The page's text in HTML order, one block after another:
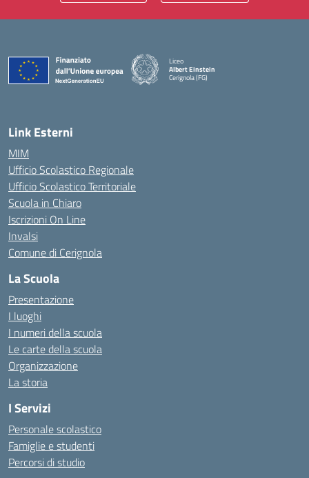
Liceo
Albert Einstein
Cerignola (FG)
— Visita la pagina iniziale della scuola
Link Esterni
MIM
Ufficio Scolastico Regionale
Ufficio Scolastico Territoriale
Scuola in Chiaro
Iscrizioni On Line
Invalsi
Comune di Cerignola
La Scuola
Presentazione
I luoghi
I numeri della scuola
Le carte della scuola
Organizzazione
La storia
I Servizi
Personale scolastico
Famiglie e studenti
Percorsi di studio